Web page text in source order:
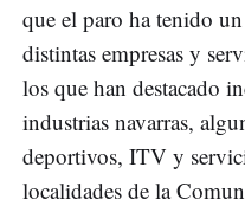
que el paro ha tenido
distintas empresas y
los que han destacado
industrias navarras,
deportivos, ITV y
localidades de la